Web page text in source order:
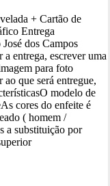
+ Cartão de
Entrega
dos Campos
entrega, escrever uma
para foto
que será entregue,
O modelo de
As cores do enfeite é
( homem /
a substituição por